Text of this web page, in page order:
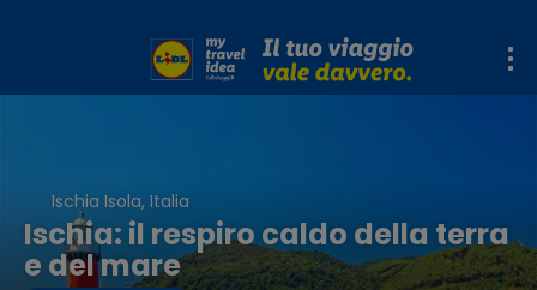
Ischia Isola, Italia
Ischia: il respiro caldo della terra
e del mare